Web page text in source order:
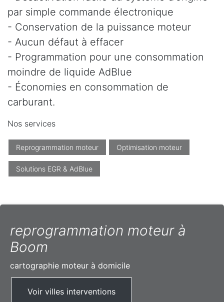
par simple commande électronique
- Conservation de la puissance moteur
- Aucun défaut à effacer
- Programmation pour une consommation
moindre de liquide AdBlue
- Économies en consommation de
carburant.
Nos services
Reprogrammation moteur Optimisation moteur
Solutions EGR & AdBlue
reprogrammation moteur à
Boom
cartographie moteur à domicile
Voir villes interventions